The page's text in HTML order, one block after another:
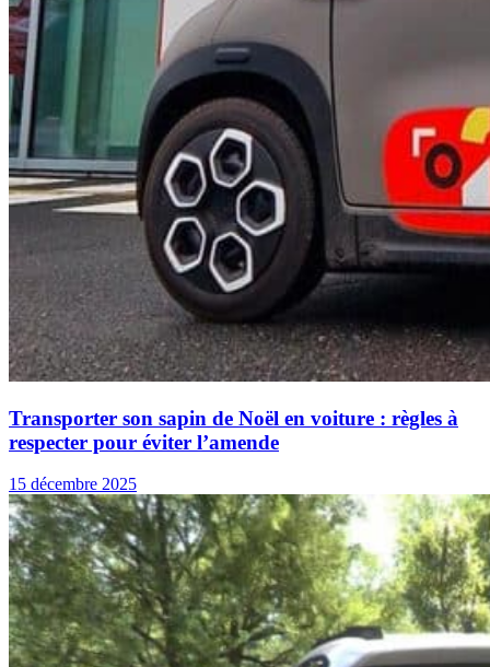
Transporter son sapin de Noël en voiture : règles à
respecter pour éviter l’amende
15 décembre 2025